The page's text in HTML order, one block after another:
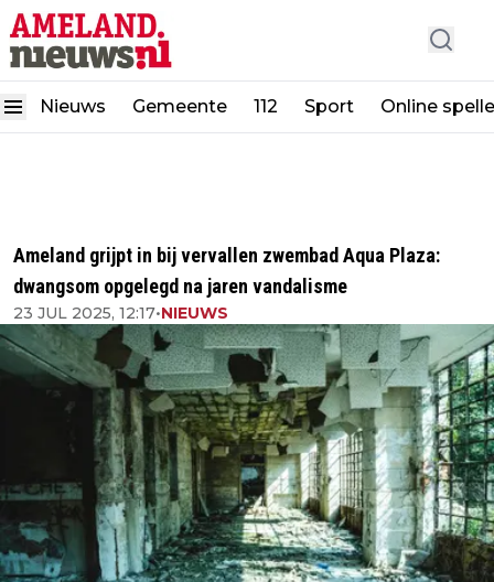
Nieuws Gemeente 112 Sport Online
Ameland grijpt in bij vervallen zwembad Aqua Plaza:
dwangsom opgelegd na jaren vandalisme
23 JUL 2025, 12:17•NIEUWS